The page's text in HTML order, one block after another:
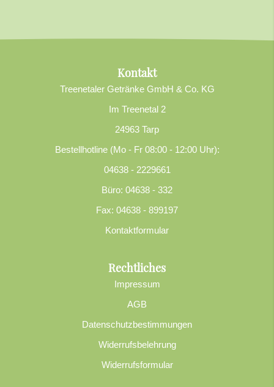
Kontakt
Treenetaler Getränke GmbH & Co. KG
Im Treenetal 2
24963 Tarp
Bestellhotline (Mo - Fr 08:00 - 12:00 Uhr):
04638 - 2229661
Büro: 04638 - 332
Fax: 04638 - 899197
Kontaktformular
Rechtliches
Impressum
AGB
Datenschutzbestimmungen
Widerrufsbelehrung
Widerrufsformular